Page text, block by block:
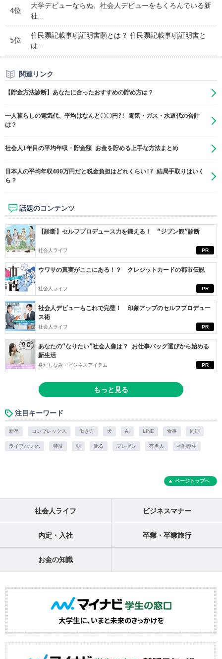
4位
大学デビューならぬ、社会人デビューをもくろんでいる新
社...
5位
住民票記載事項証明書願とは？ 住民票記載事項証明書と
は...
関連リンク
【貯金方法診断】あなたに合ったおすすめの貯め方は？
一人暮らしの電気代、平均はなんと〇〇円?! 電気・ガス・水道代の合計
は？
社会人1年目の平均年収・貯金額 お金を貯める上手な方法まとめ
日本人の平均年収400万円だと税金負担はどれくらい!? 結局手取りはいく
ら？
話題のコンテンツ
PR
【診断】セルフプロデュース力を鍛える！ “ジブン観”診断
社会人ライフ
PR
ウワサの真実がここにある！？ クレジットカードの都市伝説
社会人ライフ
PR
社会人デビューもこれで完璧！ 印象アップのセルフプロデュー
ス術
社会人ライフ
PR
あなたの“なりたい”社会人像は？ お仕事バッグ選びから始める
新生活
身だしなみ・ビジネスアイテム
もっと見る
注目キーワード
新卒 コンプレックス 働き方 犬 AI LINE 食事 同期
ライフハック. 特技 朝 叱る プレゼン 有名人 福利厚生
ページトップへ
社会人ライフ ビジネスマナー
内定・入社 卒業・卒業旅行
お金の知識